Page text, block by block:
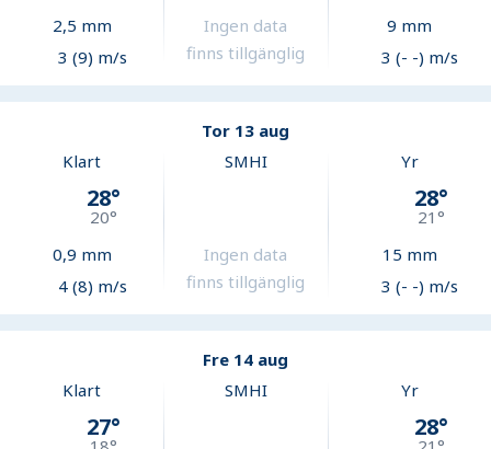
2,5 mm
3 (9) m/s
Ingen data
finns tillgänglig
9 mm
3 (- -) m/s
Tor 13 aug
Klart
28°
20°
0,9 mm
4 (8) m/s
SMHI
Ingen data
finns tillgänglig
Yr
28°
21°
15 mm
3 (- -) m/s
Fre 14 aug
Klart
27°
SMHI Yr
28°